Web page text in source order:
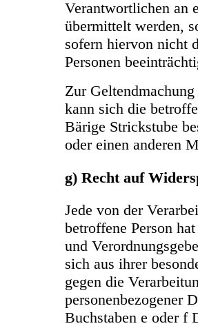
Verantwortlichen an
übermittelt werden,
sofern hiervon nicht
Personen
Zur
kann sich die
Bärige Strickstube
oder einen anderen
g) Recht auf
Jede von der
betroffene Person
und
sich aus ihrer
gegen die
personenbezogener
Buchstaben e oder f